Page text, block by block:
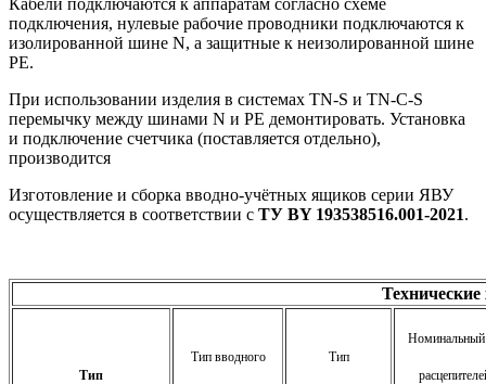
подключения, нулевые рабочие проводники подключаются к
изолированной шине N, а защитные к неизолированной шине
PE.
При использовании изделия в системах TN-S и TN-C-S
перемычку между шинами N и PE демонтировать. Установка
и подключение счетчика (поставляется отдельно),
производится
Изготовление и сборка вводно-учётных ящиков серии ЯВУ
осуществляется в соответствии с ТУ BY 193538516.001-2021.
Тип
Тип вводного Тип
Номинальный